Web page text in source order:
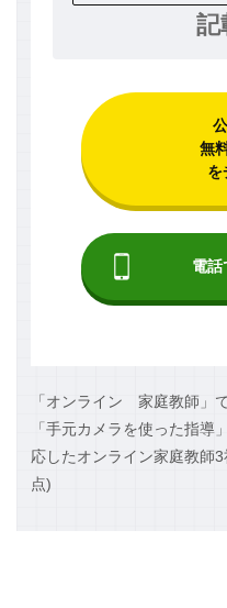
記
無
を
電話
「オンライン 家庭教師」
「⼿元カメラを使った指導
応したオンライン家庭教師
点)